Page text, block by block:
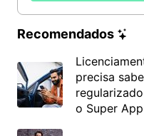
Recomendados
precisa
o Super